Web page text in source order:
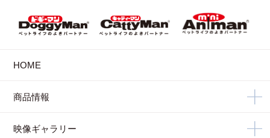
HOME
商品情報
映像ギャラリー